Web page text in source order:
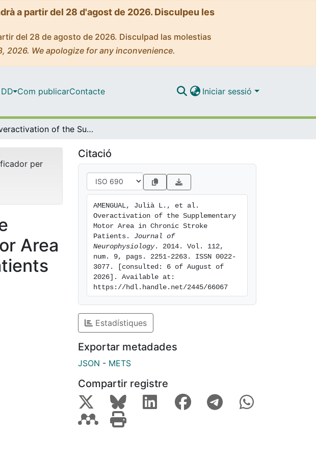
a partir del 28 d'agost de 2026. Disculpeu les
del 28 de agosto de 2026. Disculpad las molestias
We apologize for any inconvenience.
Com publicarContacte Iniciar sessió
Overactivation of the Supplementary Motor Area in Chronic Stroke Patients
per
Area
Citació
AMENGUAL, Julià L., et al.
Overactivation of the Supplementary
Motor Area in Chronic Stroke
Patients. Journal of
Neurophysiology. 2014. Vol. 112,
num. 9, pags. 2251-2263. ISSN 0022-
3077. [consulted: 6 of August of
2026]. Available at:
https://hdl.handle.net/2445/66067
Estadístiques
Exportar metadades
JSON - METS
Compartir registre